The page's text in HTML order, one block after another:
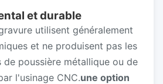
et durable
utilisent généralement
et ne produisent pas les
de poussière métallique ou de
l'usinage CNC.une option